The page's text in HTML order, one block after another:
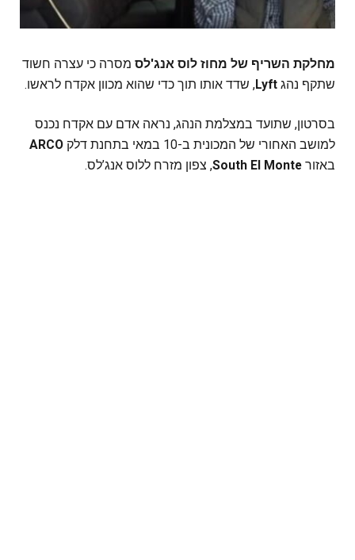
מחלקת השריף של מחוז לוס אנג'לס מסרה כי עצרה חשוד
שתקף נהג Lyft, שדד אותו תוך כדי שהוא מכוון אקדח לראשו.
בסרטון, שתועד במצלמת הנהג, נראה אדם עם אקדח נכנס
למושב האחורי של המכונית ב-10 במאי בתחנת דלק
ARCO
באזור
, צפון מזרח ללוס אנג’לס.